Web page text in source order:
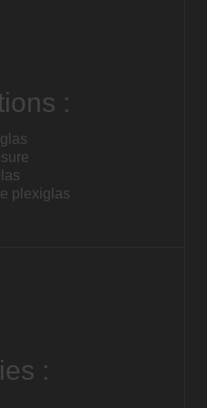
:
plexiglas
: